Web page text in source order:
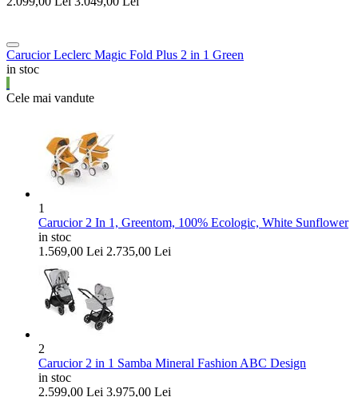
Carucior Leclerc Magic Fold Plus 2 in 1 Green
in stoc
Cele mai vandute
1
Carucior 2 In 1, Greentom, 100% Ecologic, White Sunflower
in stoc
1.569,00 Lei 2.735,00 Lei
2
Carucior 2 in 1 Samba Mineral Fashion ABC Design
in stoc
2.599,00 Lei 3.975,00 Lei